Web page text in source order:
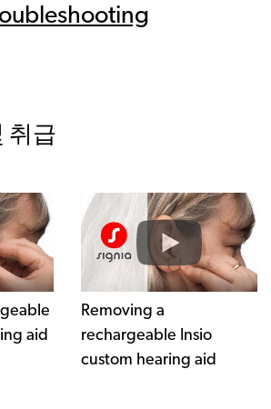
취급
aid
Removing a
rechargeable Insio
custom hearing aid